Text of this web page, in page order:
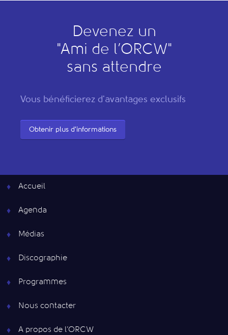
Devenez un
"Ami de l’ORCW"
sans attendre
Vous bénéficierez d'avantages exclusifs
Obtenir plus d'informations
Accueil
Agenda
Médias
Discographie
Programmes
Nous contacter
A propos de l’ORCW